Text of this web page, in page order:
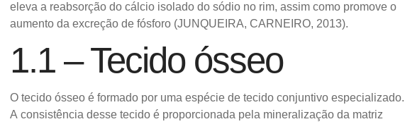
eleva a reabsorção do cálcio isolado do sódio no rim, assim como promove o
aumento da excreção de fósforo (JUNQUEIRA, CARNEIRO, 2013).
1.1 – Tecido ósseo
O tecido ósseo é formado por uma espécie de tecido conjuntivo especializado.
A consistência desse tecido é proporcionada pela mineralização da matriz